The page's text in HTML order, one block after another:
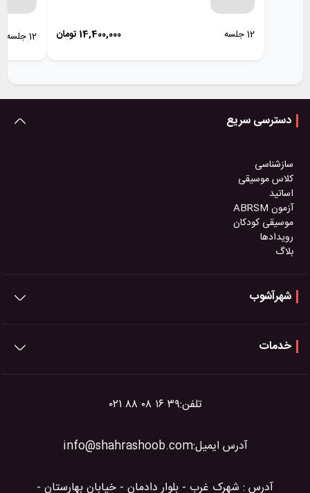
12 جلسه 14,400,000 تومان 12 جلسه
تلفن:۰۲۱ ۸۸ ۰۸ ۱۶ ۳۹
آدرس ایمیل:info@shahrashoob.com
آدرس : شهرک غرب - بلوار دادمان - خیابان بهارستان -
دسترسی سریع
سازشناسی
کلاس موسیقی
اساتید
آزمون ABRSM
موسیقی کودکان
رویدادها
بلاگ
شهرآشوب
خدمات